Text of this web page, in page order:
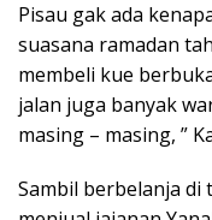
Pisau gak ada
suasana ramadan
membeli kue
jalan juga banyak
masing – masing, ”
Sambil berbelanja di